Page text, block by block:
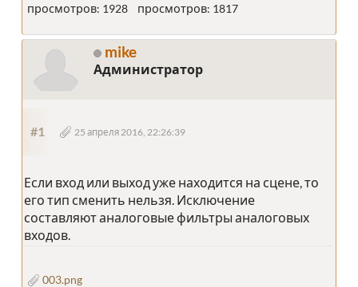
просмотров: 1928
просмотров: 1817
mike
Администратор
#1 25 апреля 2016, 22:26:39
Если вход или выход уже находится на сцене, то
его тип сменить нельзя. Исключение
составляют аналоговые фильтры аналоговых
входов.
003.png